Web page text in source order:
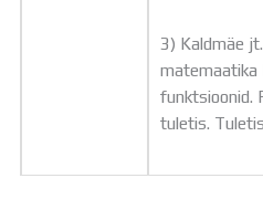
3) Kaldmäe
matemaatika
funktsioonid.
tuletis.